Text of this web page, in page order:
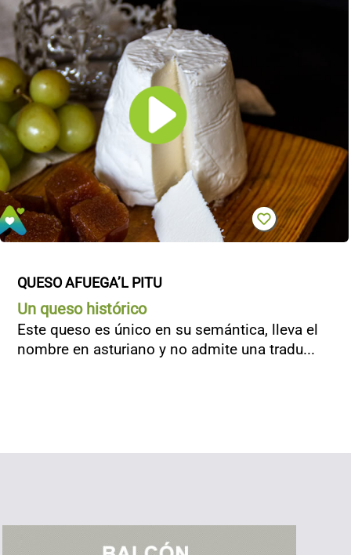
QUESO AFUEGA’L PITU
Un queso histórico
Este queso es único en su semántica, lleva el
nombre en asturiano y no admite una tradu...